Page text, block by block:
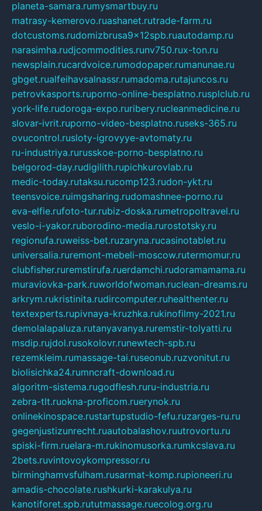
planeta-samara.rumysmartbuy.ru
matrasy-kemerovo.ruashanet.rutrade-farm.ru
dotcustoms.rudomizbrusa9x12spb.ruautodamp.ru
narasimha.rudjcommodities.runv750.rux-ton.ru
newsplain.rucardvoice.rumodopaper.rumanunae.ru
gbget.rualfeihavsalnassr.rumadoma.rutajuncos.ru
petrovkasports.ruporno-online-besplatno.rusplclub.ru
york-life.rudoroga-expo.ruribery.rucleanmedicine.ru
slovar-ivrit.ruporno-video-besplatno.ruseks-365.ru
ovucontrol.rusloty-igrovyye-avtomaty.ru
ru-industriya.rurusskoe-porno-besplatno.ru
belgorod-day.rudigilith.rupichkurovlab.ru
medic-today.rutaksu.rucomp123.rudon-ykt.ru
teensvoice.ruimgsharing.rudomashnee-porno.ru
eva-elfie.rufoto-tur.rubiz-doska.rumetropoltravel.ru
veslo-i-yakor.ruborodino-media.rurostotsky.ru
regionufa.ruweiss-bet.ruzaryna.rucasinotablet.ru
universalia.ruremont-mebeli-moscow.rutermomur.ru
clubfisher.ruremstirufa.ruerdamchi.rudoramamama.ru
muraviovka-park.ruworldofwoman.ruclean-dreams.ru
arkrym.rukristinita.rudircomputer.ruhealthenter.ru
textexperts.rupivnaya-kruzhka.rukinofilmy-2021.ru
demolalapaluza.rutanyavanya.ruremstir-tolyatti.ru
msdip.rujdol.rusokolovr.runewtech-spb.ru
rezemkleim.rumassage-tai.ruseonub.ruzvonitut.ru
biolisichka24.rumncraft-download.ru
algoritm-sistema.rugodflesh.ruru-industria.ru
zebra-tlt.ruokna-proficom.ruerynok.ru
onlinekinospace.rustartupstudio-fefu.ruzarges-ru.ru
gegenjustizunrecht.ruautobalashov.ruutrovortu.ru
spiski-firm.ruelara-m.rukinomusorka.rumkcslava.ru
2bets.ruvintovoykompressor.ru
birminghamvsfulham.rusarmat-komp.rupioneeri.ru
amadis-chocolate.rushkurki-karakulya.ru
kanotiforet.spb.rututmassage.ruecolog.org.ru